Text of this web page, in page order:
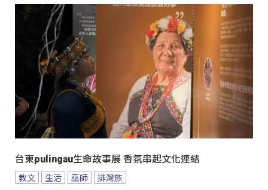
台東pulingau生命故事展 香氛串起文化連結
教文 生活 巫師 排灣族